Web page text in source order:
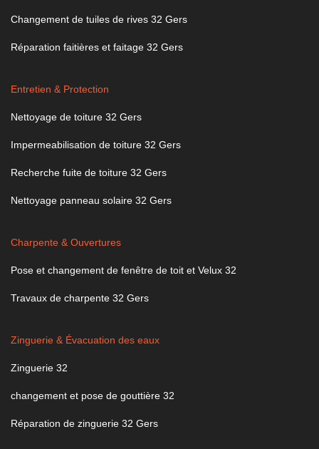
Changement de tuiles de rives 32 Gers
Réparation faitières et faitage 32 Gers
Entretien & Protection
Nettoyage de toiture 32 Gers
Impermeabilisation de toiture 32 Gers
Recherche fuite de toiture 32 Gers
Nettoyage panneau solaire 32 Gers
Charpente & Ouvertures
Pose et changement de fenêtre de toit et Velux 32
Travaux de charpente 32 Gers
Zinguerie & Évacuation des eaux
Zinguerie 32
changement et pose de gouttière 32
Réparation de zinguerie 32 Gers